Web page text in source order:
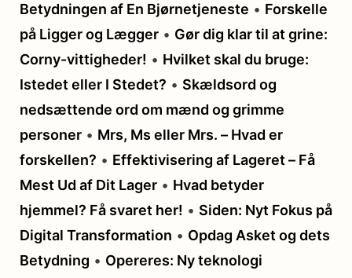
Betydningen af En Bjørnetjeneste • Forskelle
på Ligger og Lægger • Gør dig klar til at grine:
Corny-vittigheder! • Hvilket skal du bruge:
Istedet eller I Stedet? • Skældsord og
nedsættende ord om mænd og grimme
personer • Mrs, Ms eller Mrs. – Hvad er
forskellen? • Effektivisering af Lageret – Få
Mest Ud af Dit Lager • Hvad betyder
hjemmel? Få svaret her! • Siden: Nyt Fokus på
Digital Transformation • Opdag Asket og dets
Betydning • Opereres: Ny teknologi